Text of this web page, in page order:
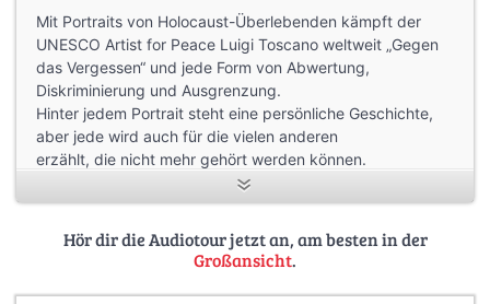
Mit Portraits von Holocaust-Überlebenden kämpft der
UNESCO Artist for Peace Luigi Toscano weltweit „Gegen
das Vergessen“ und jede Form von Abwertung,
Diskriminierung und Ausgrenzung.
Hinter jedem Portrait steht eine persönliche Geschichte,
aber jede wird auch für die vielen anderen
erzählt, die nicht mehr gehört werden können.
Wie können wir verhindern, dass so etwas je wieder
Mit dieser und weiteren Fragen haben sich in Vorbereitung
auf die Ausstellung Schülerinnen und Schüler aus
Hör dir die Audiotour jetzt an, am besten in der
Großansicht.